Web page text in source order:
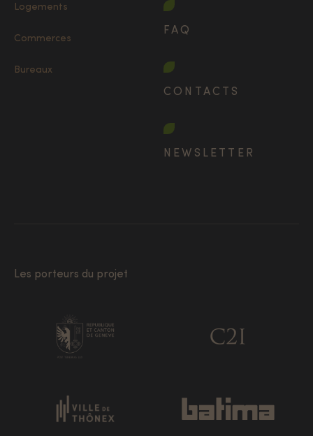
Logements
Commerces
Bureaux
FAQ
CONTACTS
NEWSLETTER
Les porteurs du projet